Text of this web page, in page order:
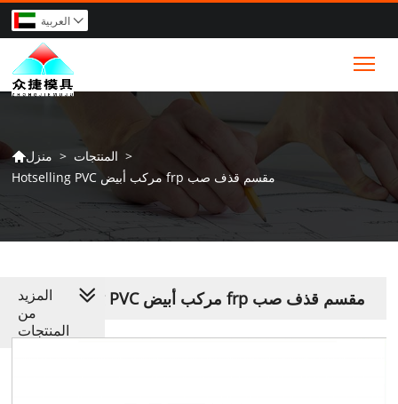
العربية 
منزل > المنتجات >
Hotselling PVC مركب أبيض frp مقسم قذف صب
Hotselling PVC مركب أبيض frp مقسم قذف صب
المزيد
من
المنتجات